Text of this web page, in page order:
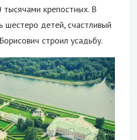
тысячами крепостных. В
шестеро детей, счастливый
строил усадьбу.